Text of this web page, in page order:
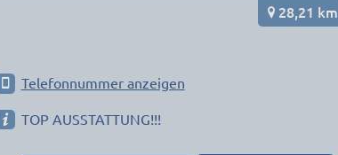
28,21 km
Telefonnummer anzeigen
TOP AUSSTATTUNG!!!